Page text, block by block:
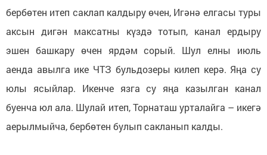
бербөтен итеп саклап калдыру өчен, Игәнә елгасы туры
аксын дигән максатны күздә тотып, канал ердыру
эшен башкару өчен ярдәм сорый. Шул елны июль
аенда авылга ике ЧТЗ бульдозеры килеп керә. Яңа су
юлы ясыйлар. Икенче язга су яңа казылган канал
буенча юл ала. Шулай итеп, Торнаташ урталайга – икегә
аерылмыйча, бербөтен булып сакланып калды.